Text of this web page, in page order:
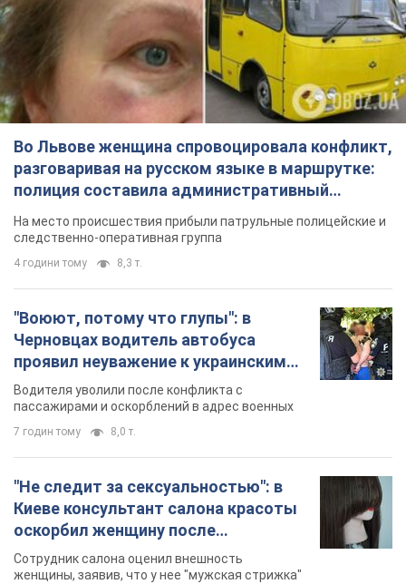
Во Львове женщина спровоцировала конфликт,
разговаривая на русском языке в маршрутке:
полиция составила административный
протокол. Видео
На место происшествия прибыли патрульные полицейские и
следственно-оперативная группа
4 години тому 8,3 т.
"Воюют, потому что глупы": в
Черновцах водитель автобуса
проявил неуважение к украинским
военным и поплатился за это.
Видео
Водителя уволили после конфликта с
пассажирами и оскорблений в адрес военных
7 годин тому 8,0 т.
"Не следит за сексуальностью": в
Киеве консультант салона красоты
оскорбил женщину после
химиотерапии, разгорелся скандал.
Фото
Сотрудник салона оценил внешность
женщины, заявив, что у нее "мужская стрижка"